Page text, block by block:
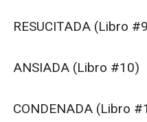
RESUCITADA (Libro
ANSIADA (Libro #10)
CONDENADA (Libro